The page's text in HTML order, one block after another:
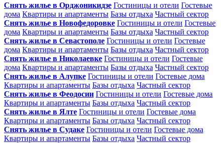
Снять жилье в Орджоникидзе Гостиницы и отели Гостевые
дома Квартиры и апартаменты Базы отдыха Частный сектор
Снять жилье в Новофедоровке Гостиницы и отели Гостевые
дома Квартиры и апартаменты Базы отдыха Частный сектор
Снять жилье в Севастополе Гостиницы и отели Гостевые
дома Квартиры и апартаменты Базы отдыха Частный сектор
Снять жилье в Николаевке Гостиницы и отели Гостевые
дома Квартиры и апартаменты Базы отдыха Частный сектор
Снять жилье в Алупке Гостиницы и отели Гостевые дома
Квартиры и апартаменты Базы отдыха Частный сектор
Снять жилье в Феодосии Гостиницы и отели Гостевые дома
Квартиры и апартаменты Базы отдыха Частный сектор
Снять жилье в Ялте Гостиницы и отели Гостевые дома
Квартиры и апартаменты Базы отдыха Частный сектор
Снять жилье в Судаке Гостиницы и отели Гостевые дома
Квартиры и апартаменты Базы отдыха Частный сектор